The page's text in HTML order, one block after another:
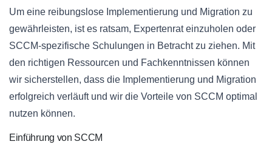
Um eine reibungslose Implementierung und Migration zu
gewährleisten, ist es ratsam, Expertenrat einzuholen oder
SCCM-spezifische Schulungen in Betracht zu ziehen. Mit
den richtigen Ressourcen und Fachkenntnissen können
wir sicherstellen, dass die Implementierung und Migration
erfolgreich verläuft und wir die Vorteile von SCCM optimal
nutzen können.
Einführung von SCCM